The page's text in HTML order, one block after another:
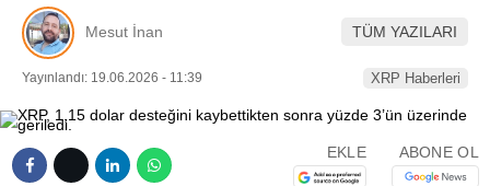
Mesut İnan TÜM YAZILARI
Yayınlandı: 19.06.2026 - 11:39 XRP Haberleri
EKLE ABONE OL